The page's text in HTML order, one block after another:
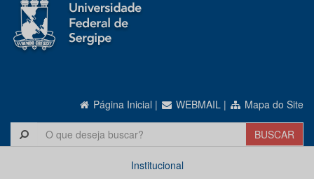
Página Inicial | WEBMAIL | Mapa do Site
Institucional